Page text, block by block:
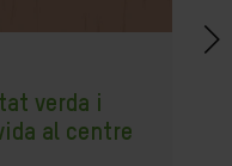
verda i
al centre